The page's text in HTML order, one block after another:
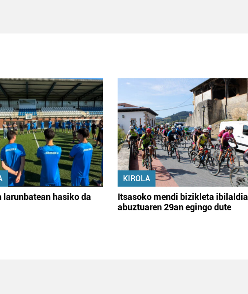
larunbatean hasiko da
KIROLA
Itsasoko mendi bizikleta ibilaldia
abuztuaren 29an egingo dute